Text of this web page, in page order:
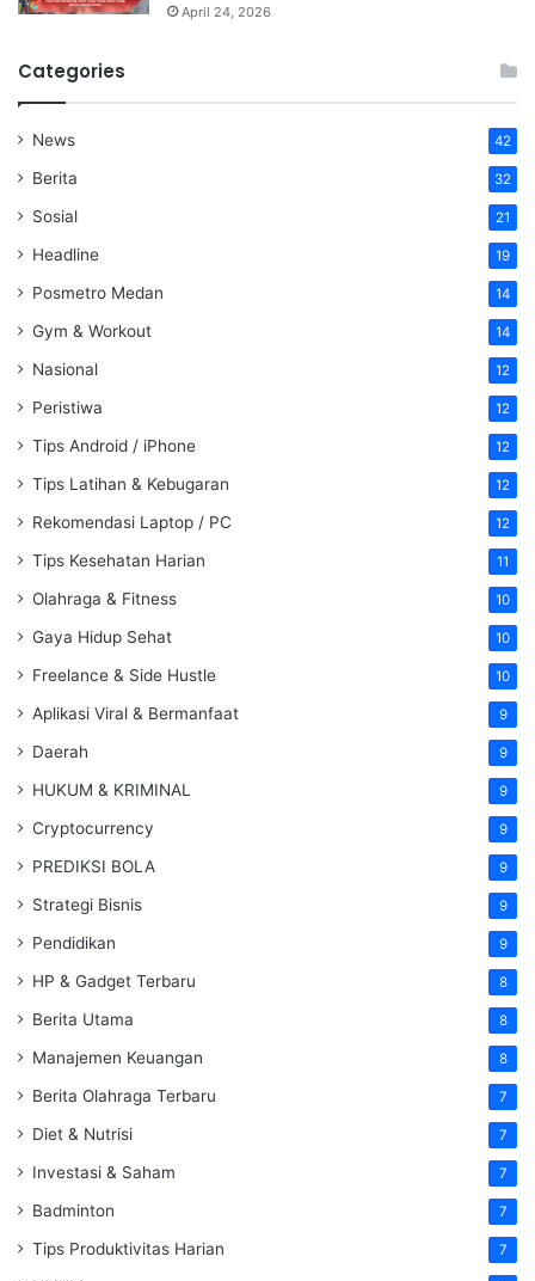
April 24, 2026
Categories
News 42
Berita 32
Sosial 21
Headline 19
Posmetro Medan 14
Gym & Workout 14
Nasional 12
Peristiwa 12
Tips Android / iPhone 12
Tips Latihan & Kebugaran 12
Rekomendasi Laptop / PC 12
Tips Kesehatan Harian 11
Olahraga & Fitness 10
Gaya Hidup Sehat 10
Freelance & Side Hustle 10
Aplikasi Viral & Bermanfaat 9
Daerah 9
HUKUM & KRIMINAL 9
Cryptocurrency 9
PREDIKSI BOLA 9
Strategi Bisnis 9
Pendidikan 9
HP & Gadget Terbaru 8
Berita Utama 8
Manajemen Keuangan 8
Berita Olahraga Terbaru 7
Diet & Nutrisi 7
Investasi & Saham 7
Badminton 7
Tips Produktivitas Harian 7